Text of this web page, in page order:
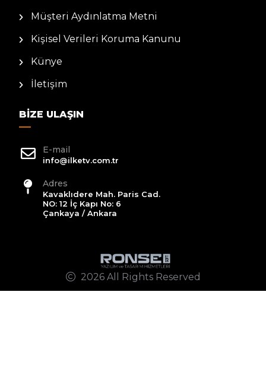
Müşteri Aydınlatma Metni
Kişisel Verileri Koruma Kanunu
Künye
İletişim
BIZE ULAŞIN
E-mail
info@ilketv.com.tr
Adres
Kavaklıdere Mah. Paris Cad.
NO: 12 İç Kapı No: 6
Çankaya / Ankara
2026 All Rights Reserved